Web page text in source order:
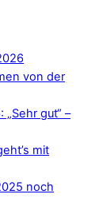
von der
gut“ –
mit
noch